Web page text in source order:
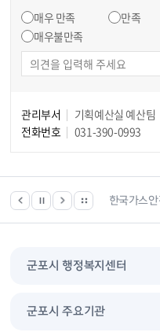
매우 만족
만족
매우불만족
관리부서
기획예산실 예산팀
전화번호
031-390-0993
한국건강관리협회 한국가스
군포시 행정복지센터
군포시 주요기관